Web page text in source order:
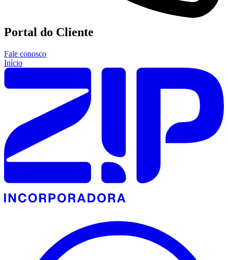
Portal do Cliente
Fale conosco
Início